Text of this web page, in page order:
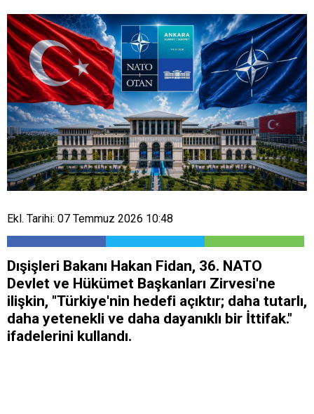
Ekl. Tarihi: 07 Temmuz 2026 10:48
Dışişleri Bakanı Hakan Fidan, 36.⁠ ⁠NATO
Devlet ve Hükümet Başkanları Zirvesi'ne
ilişkin, "Türkiye'nin hedefi açıktır; daha tutarlı,
daha yetenekli ve daha dayanıklı bir İttifak."
ifadelerini kullandı.